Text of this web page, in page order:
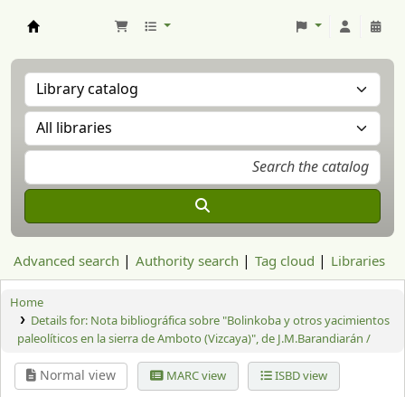
Advanced search Authority search Tag cloud Libraries
Home
Details for: Nota bibliográfica sobre "Bolinkoba y otros yacimientos
paleolíticos en la sierra de Amboto (Vizcaya)", de J.M.Barandiarán /
Normal view MARC view ISBD view